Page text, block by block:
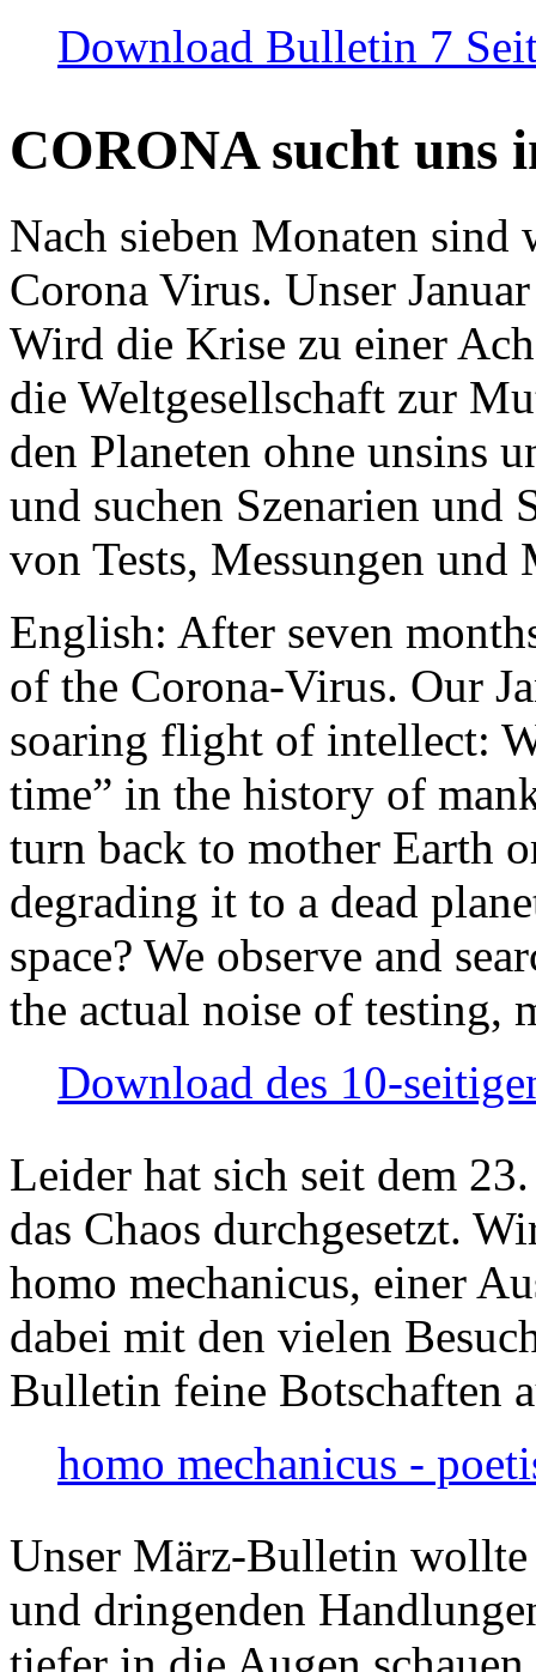
Download Bulletin 7
CORONA sucht uns
Nach sieben Monaten
Corona Virus. Unser
Wird die Krise zu einer
die Weltgesellschaft zur
den Planeten ohne unsins
und suchen Szenarien und
von Tests, Messungen und
English: After seven
of the Corona-Virus. Our
soaring flight of intellect:
time” in the history of
turn back to mother Earth
degrading it to a dead
space? We observe and
the actual noise of testing,
Download des 10-
Leider hat sich seit dem
das Chaos durchgesetzt.
homo mechanicus, einer
dabei mit den vielen
Bulletin feine Botschaften
homo mechanicus -
Unser März-Bulletin
und dringenden